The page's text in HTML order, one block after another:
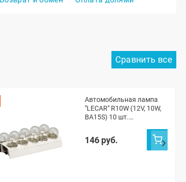
Автомобильная лампа
"LECAR" R10W (12V, 10W,
BA15S) 10 шт.
146 руб.